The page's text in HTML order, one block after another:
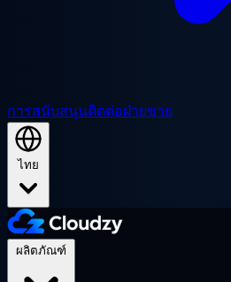
การสนับสนุนติดต่อฝ่ายขาย
ไทย